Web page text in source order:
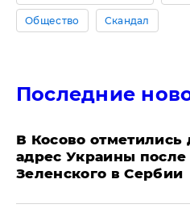
Общество Скандал
Последние
В Косово
адрес Украины после
Зеленского в Сербии